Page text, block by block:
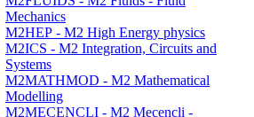
Mechanics
M2HEP - M2 High Energy physics
M2ICS - M2 Integration, Circuits and
Systems
M2MATHMOD - M2 Mathematical
Modelling
M2MECENCLI - M2 Mecencli -